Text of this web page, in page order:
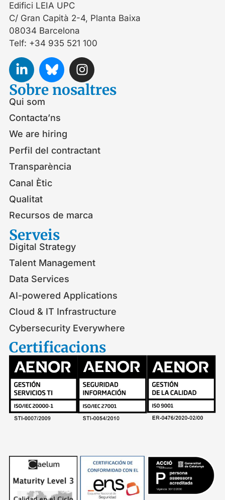
Edifici LEIA UPC
C/ Gran Capità 2-4, Planta Baixa
08034 Barcelona
Telf: +34 935 521 100
Sobre nosaltres
Qui som
Contacta’ns
We are hiring
Perfil del contractant
Transparència
Canal Ètic
Qualitat
Recursos de marca
Serveis​
Digital Strategy
Talent Management
Data Services
AI-powered Applications
Cloud & IT Infrastructure
Cybersecurity Everywhere
Certificacions